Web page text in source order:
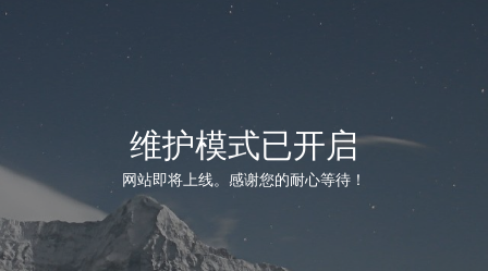
维护模式已开启
网站即将上线。感谢您的耐心等待！